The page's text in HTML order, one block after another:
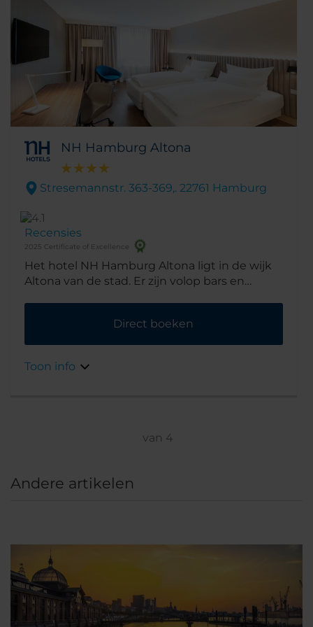
restaurants en winkels zijn ook op een
steenworp afstand. Gecombineerd met de
service en ervaring van het personeel van NH
Hamburg Mitte bent u verzekerd van een
uniek verblijf!
NH Hamburg Altona
Stresemannstr. 363-369,. 22761 Hamburg
Recensies
2025 Certificate of Excellence
Het hotel NH Hamburg Altona ligt in de wijk
Altona van de stad. Er zijn volop bars en
Direct boeken
Toon info
van 4
Andere artikelen